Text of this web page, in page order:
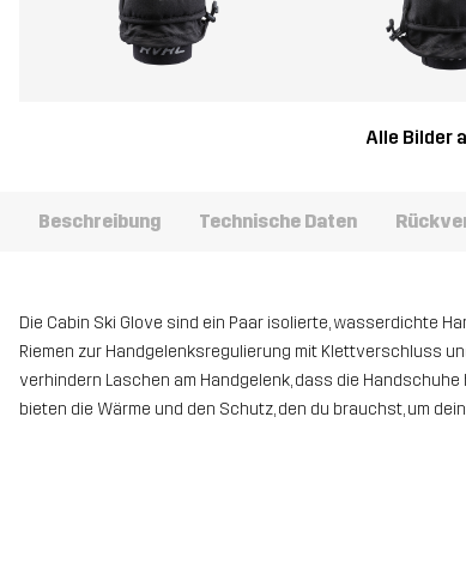
Alle Bilder
Beschreibung Technische Daten
Die Cabin Ski Glove sind ein Paar isolierte, wasserdichte
Riemen zur Handgelenksregulierung mit Klettverschluss
verhindern Laschen am Handgelenk, dass die
bieten die Wärme und den Schutz, den du brauchst, um